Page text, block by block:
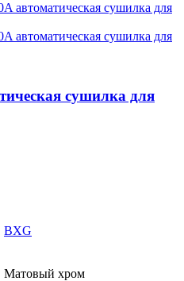
сушилка для
BXG
Матовый хром